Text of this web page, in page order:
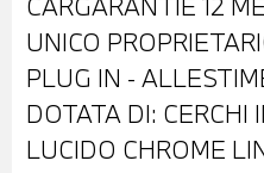
UNICO
PLUG IN -
DOTATA DI: CERCHI
LUCIDO CHROME